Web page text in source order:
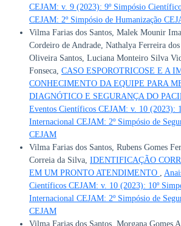
CEJAM: v. 9 (2023): 9º Simpósio
CEJAM: 2º Simpósio de Humanização
Vilma Farias dos Santos, Malek Mounir
Cordeiro de Andrade, Nathalya Ferreira
Oliveira Santos, Luciana Monteiro Silva
Fonseca, CASO ESPOROTRICOSE E A
CONHECIMENTO DA EQUIPE PARA
DIAGNÓTICO E SEGURANÇA DO
Eventos Científicos CEJAM: v. 10 (2023):
Internacional CEJAM: 2º Simpósio de
CEJAM
Vilma Farias dos Santos, Rubens Gomes
Correia da Silva, IDENTIFICAÇÃO
EM UM PRONTO ATENDIMENTO ,
Científicos CEJAM: v. 10 (2023): 10º
Internacional CEJAM: 2º Simpósio de
CEJAM
Vilma Farias dos Santos, Morgana Gomes